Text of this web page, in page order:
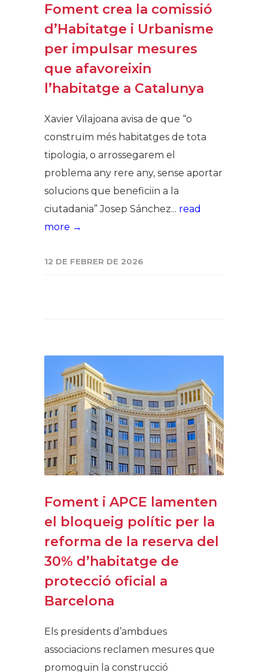
Foment crea la comissió
d’Habitatge i Urbanisme
per impulsar mesures
que afavoreixin
l’habitatge a Catalunya
Xavier Vilajoana avisa de que “o
construïm més habitatges de tota
tipologia, o arrossegarem el
problema any rere any, sense aportar
solucions que beneficiïn a la
ciutadania” Josep Sánchez... read
more →
12 DE FEBRER DE 2026
Foment i APCE lamenten
el bloqueig polític per la
reforma de la reserva del
30% d’habitatge de
protecció oficial a
Barcelona
Els presidents d’ambdues
associacions reclamen mesures que
promoguin la construcció